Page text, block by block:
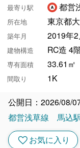
最寄り駅 都営
所在地 東京都
築年月 2019年2
建物構造 RC造 4
専有面積 33.61㎡
間取り 1K
公開日：2026/08/
都営浅草線
馬込
favoriteお気に入り